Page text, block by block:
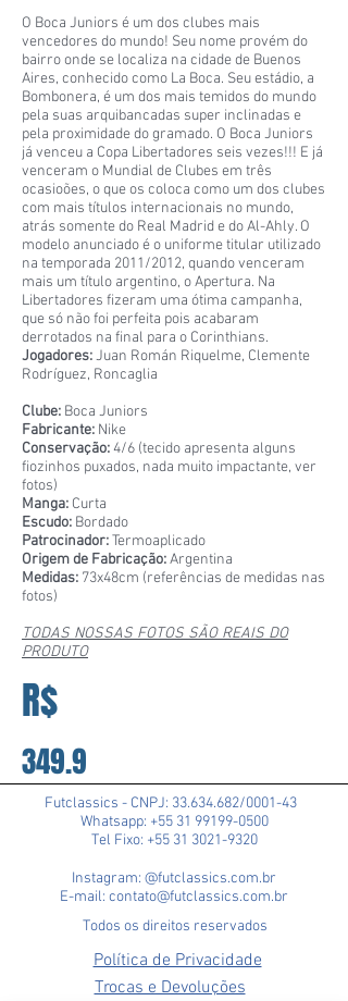
O Boca Juniors é um dos clubes mais
vencedores do mundo! Seu nome provém do
bairro onde se localiza na cidade de Buenos
Aires, conhecido como La Boca. Seu estádio, a
Bombonera, é um dos mais temidos do mundo
pela suas arquibancadas super inclinadas e
pela proximidade do gramado. O Boca Juniors
já venceu a Copa Libertadores seis vezes!!! E já
venceram o Mundial de Clubes em três
ocasioões, o que os coloca como um dos clubes
com mais títulos internacionais no mundo,
atrás somente do Real Madrid e do Al-Ahly. O
modelo anunciado é o uniforme titular utilizado
na temporada 2011/2012, quando venceram
mais um título argentino, o Apertura. Na
Libertadores fizeram uma ótima campanha,
que só não foi perfeita pois acabaram
derrotados na final para o Corinthians.
Jogadores:Juan Román Riquelme, Clemente
Rodríguez, Roncaglia
Clube: Boca Juniors
Fabricante: Nike
Conservação:4/6 (tecido apresenta alguns
fiozinhos puxados, nada muito impactante, ver
fotos)
Manga: Curta
Escudo: Bordado
Patrocinador:Termoaplicado
Origem de Fabricação:Argentina
Medidas: 73x48cm (referências de medidas nas
fotos)
TODAS NOSSAS FOTOS SÃO REAIS DO
PRODUTO
R$
349.9
Futclassics - CNPJ: 33.634.682/0001-43
Whatsapp: +55 31 99199-0500
Tel Fixo: +55 31 3021-9320
Instagram: @futclassics.com.br
E-mail: contato@futclassics.com.br
Todos os direitos reservados
Política de Privacidade
Trocas e Devoluções